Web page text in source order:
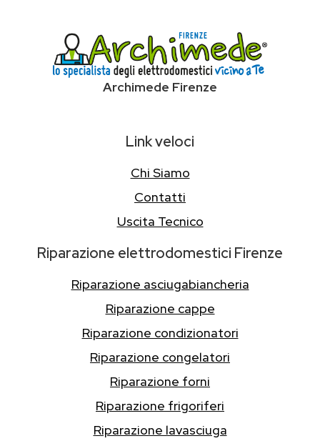
Archimede Firenze
Link veloci
Chi Siamo
Contatti
Uscita Tecnico
Riparazione elettrodomestici Firenze
Riparazione asciugabiancheria
Riparazione cappe
Riparazione condizionatori
Riparazione congelatori
Riparazione forni
Riparazione frigoriferi
Riparazione lavasciuga